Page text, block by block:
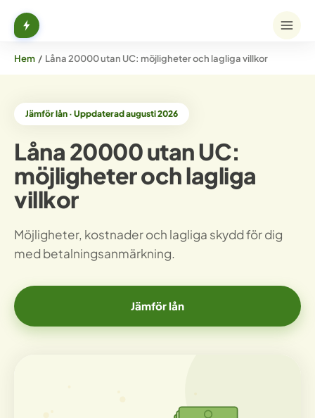
Hem / Låna 20000 utan UC: möjligheter och lagliga villkor
Jämför lån · Uppdaterad augusti 2026
Låna 20000 utan UC:
möjligheter och lagliga
villkor
Möjligheter, kostnader och lagliga skydd för dig
med betalningsanmärkning.
Jämför lån